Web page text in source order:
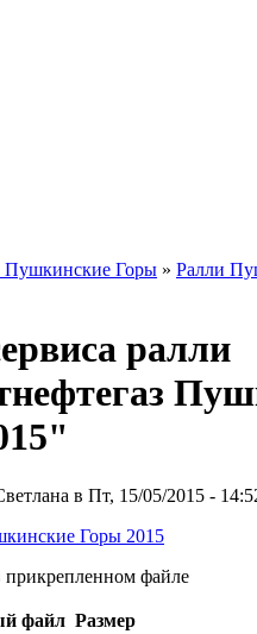
Пушкинские Горы » Ралли
ралли
в Пт, 15/05/2015 -
Горы 2015
прикрепленном файле
файл Размер